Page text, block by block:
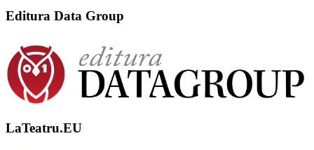
Editura Data Group
LaTeatru.EU